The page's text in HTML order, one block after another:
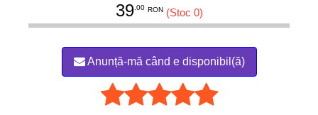
39.00 RON (Stoc 0)
Anunță-mă când e disponibil(ă)